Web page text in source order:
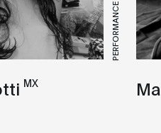
PERFORMANCE
MX